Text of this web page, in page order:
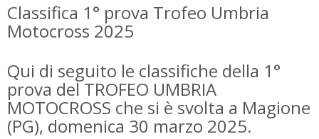
Classifica 1° prova Trofeo Umbria
Motocross 2025
Qui di seguito le classifiche della 1°
prova del TROFEO UMBRIA
MOTOCROSS che si è svolta a Magione
(PG), domenica 30 marzo 2025.